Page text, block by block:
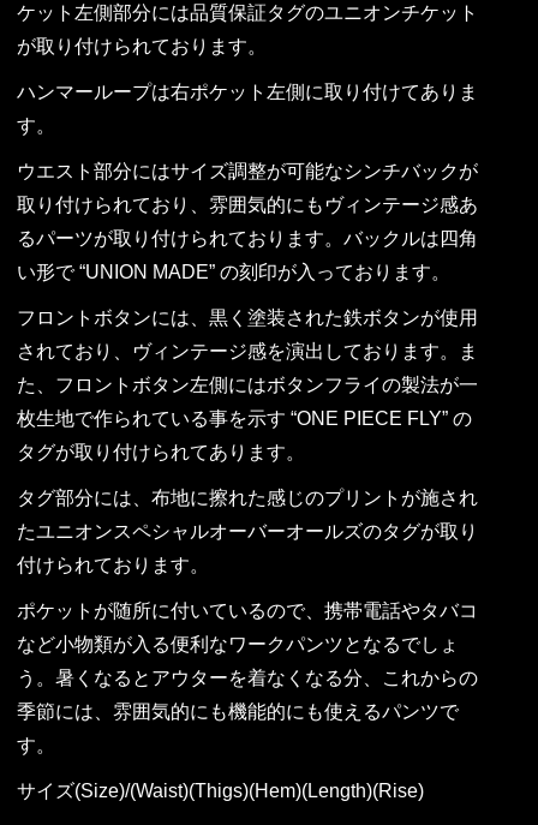
ケット左側部分には品質保証タグのユニオンチケット
が取り付けられております。
ハンマーループは右ポケット左側に取り付けてありま
す。
ウエスト部分にはサイズ調整が可能なシンチバックが
取り付けられており、雰囲気的にもヴィンテージ感あ
るパーツが取り付けられております。バックルは四角
い形で “UNION MADE” の刻印が入っております。
フロントボタンには、黒く塗装された鉄ボタンが使用
されており、ヴィンテージ感を演出しております。ま
た、フロントボタン左側にはボタンフライの製法が一
枚生地で作られている事を示す “ONE PIECE FLY” の
タグが取り付けられてあります。
タグ部分には、布地に擦れた感じのプリントが施され
たユニオンスペシャルオーバーオールズのタグが取り
付けられております。
ポケットが随所に付いているので、携帯電話やタバコ
など小物類が入る便利なワークパンツとなるでしょ
う。暑くなるとアウターを着なくなる分、これからの
季節には、雰囲気的にも機能的にも使えるパンツで
す。
サイズ(Size)/(Waist)(Thigs)(Hem)(Length)(Rise)